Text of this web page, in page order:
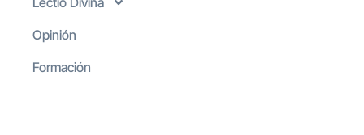
Opinión
Formación